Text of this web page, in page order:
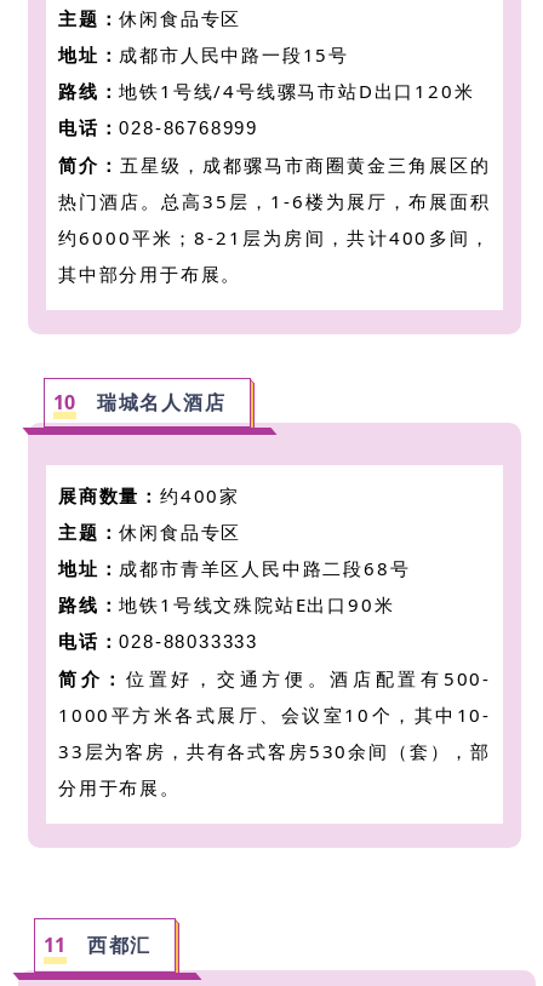
主题：休闲食品专区
地址： 成都市人民中路一段15号
路线：地铁1号线/4号线骡马市站D出口120米
电话：028-86768999
简介： 五星级， 成都骡马市商圈黄金三角展区的
热门酒店 。 总高35层，1-6楼为展厅，布展面积
约6000平米；8-21层为房间，共计400多间，
其中部分用于布展。
10 瑞城名人酒店
展商数量： 约400家
主题：休闲食品专区
地址： 成都市青羊区人民中路二段68号
路线：地铁1号线文殊院站E出口90米
电话：028-88033333
简介：位置好，交通方便。酒店配置有500-
1000平方米各式展厅、会议室10个，其中10-
33层为客房，共有各式客房530余间（套），部
分用于布展 。
11 西都汇